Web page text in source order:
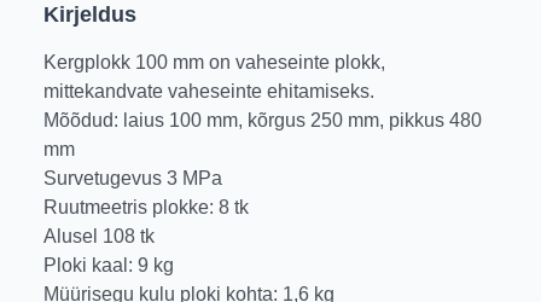
Kirjeldus
Kergplokk 100 mm on vaheseinte plokk,
mittekandvate vaheseinte ehitamiseks.
Mõõdud: laius 100 mm, kõrgus 250 mm, pikkus 480
mm
Survetugevus 3 MPa
Ruutmeetris plokke: 8 tk
Alusel 108 tk
Ploki kaal: 9 kg
Müürisegu kulu ploki kohta: 1,6 kg